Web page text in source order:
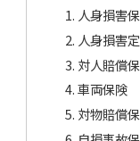
人身損害
人身損害
対人賠償
車両保険
対物賠償